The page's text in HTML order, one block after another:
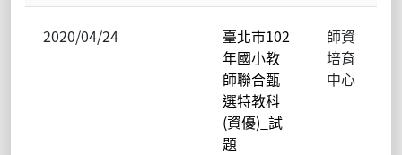
2020/04/24
臺北市102
年國小教
師聯合甄
選特教科
(資優)_試
題
師資
培育
中心